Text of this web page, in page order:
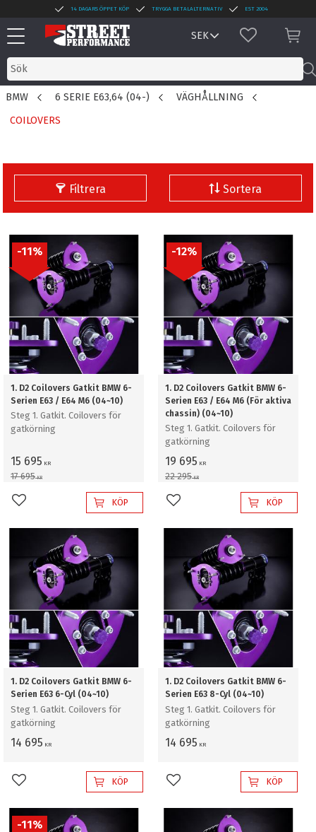
Meny
14 DAGARS ÖPPET KÖP TRYGGA BETALALTERNATIV EST 2004
FAVORITER
BMW 6 SERIE E63,64 (04-)
VÄGHÅLLNING
COILOVERS
Filtrera Sortera
1. D2 Coilovers Gatkit BMW 6-
Serien E63 / E64 M6 (04~10)
Steg 1. Gatkit. Coilovers för
gatkörning
15 695 KR
17 695KR
11%
Lägg till i favoriterKÖP
1. D2 Coilovers Gatkit BMW 6-
Serien E63 / E64 M6 (För aktiva
chassin) (04~10)
Steg 1. Gatkit. Coilovers för
gatkörning
19 695 KR
22 295KR
12%
Lägg till i favoriterKÖP
1. D2 Coilovers Gatkit BMW 6-
Serien E63 6-Cyl (04~10)
Steg 1. Gatkit. Coilovers för
gatkörning
14 695 KR
Lägg till i favoriterKÖP
1. D2 Coilovers Gatkit BMW 6-
Serien E63 8-Cyl (04~10)
Steg 1. Gatkit. Coilovers för
gatkörning
14 695 KR
Lägg till i favoriterKÖP
11%